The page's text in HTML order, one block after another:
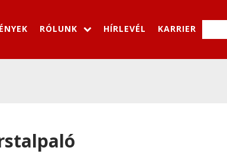
RÓLUNK HÍRLEVÉL KARRIER